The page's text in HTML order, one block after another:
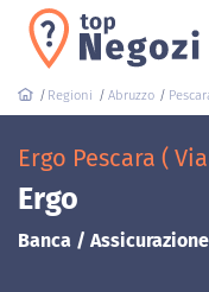
Regioni Abruzzo
Ergo Pescara (
Ergo
Banca / Assicurazione